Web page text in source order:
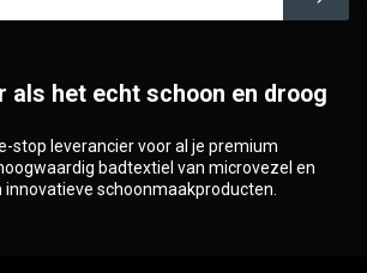
als het echt schoon en droog
stop leverancier voor al je premium
badtextiel van microvezel en
innovatieve schoonmaakproducten.